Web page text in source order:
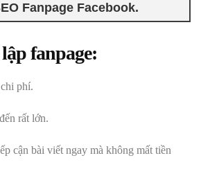
Fanpage Facebook.
fanpage:
phí.
rất lớn.
cận bài viết ngay mà không mất tiền